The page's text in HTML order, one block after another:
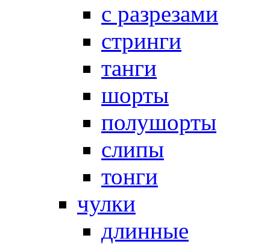
с разрезами
стринги
танги
шорты
полушорты
слипы
тонги
чулки
длинные